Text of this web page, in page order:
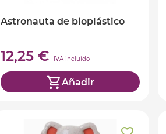
Astronauta de bioplástico
12,25 € IVA incluido
Añadir